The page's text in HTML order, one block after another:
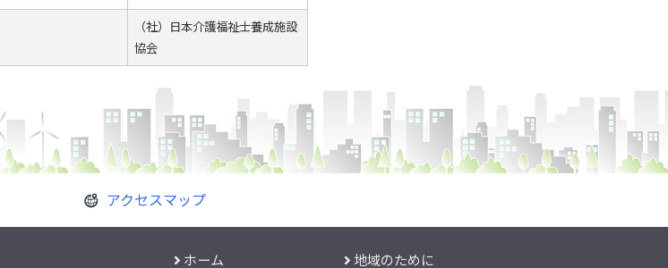
（社）日本介護福祉士養成施設
協会
アクセスマップ
ホーム 地域のために